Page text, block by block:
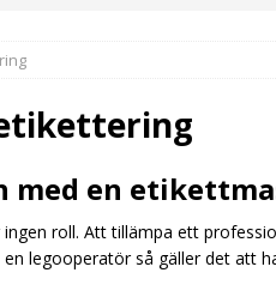
2026 ]
Det främsta sötningsmedlet:
2026 ] Citronsyra kaffebryggare:
2026 ]
Din vägledning till de bästa
med en
roll. Att tillämpa ett
legooperatör så gäller det att